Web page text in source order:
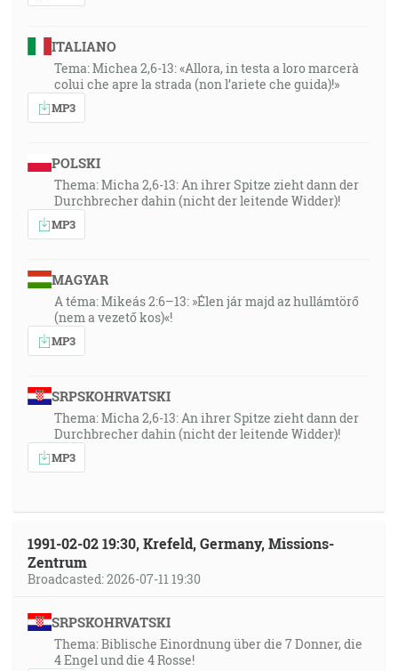
ITALIANO
Tema: Michea 2,6-13: «Allora, in testa a loro marcerà
colui che apre la strada (non l’ariete che guida)!»
MP3
POLSKI
Thema: Micha 2,6-13: An ihrer Spitze zieht dann der
Durchbrecher dahin (nicht der leitende Widder)!
MP3
MAGYAR
A téma: Mikeás 2:6–13: »Élen jár majd az hullámtörő
(nem a vezető kos)«!
MP3
SRPSKOHRVATSKI
Thema: Micha 2,6-13: An ihrer Spitze zieht dann der
Durchbrecher dahin (nicht der leitende Widder)!
MP3
1991-02-02 19:30, Krefeld, Germany, Missions-
Zentrum
Broadcasted: 2026-07-11 19:30
SRPSKOHRVATSKI
Thema: Biblische Einordnung über die 7 Donner, die
4 Engel und die 4 Rosse!